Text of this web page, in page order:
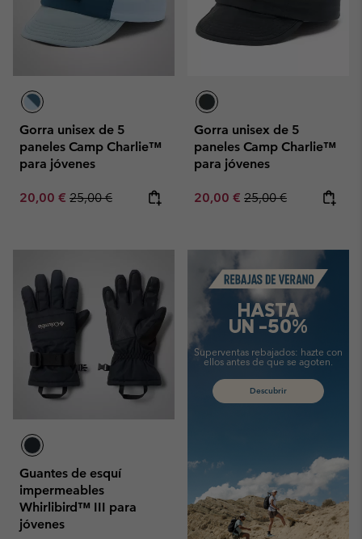
Gorra unisex de 5
paneles Camp Charlie™
para jóvenes
Sale price:
20,00 € Regular price:
25,00 €
Gorra unisex de 5
paneles Camp Charlie™
para jóvenes
Sale price:
20,00 € Regular price:
25,00 €
Guantes de esquí
impermeables
Whirlibird™ III para
jóvenes
Summer Sale
HASTA
UN -50%
Superventas rebajados: hazte con
ellos antes de que se agoten.
Descubrir